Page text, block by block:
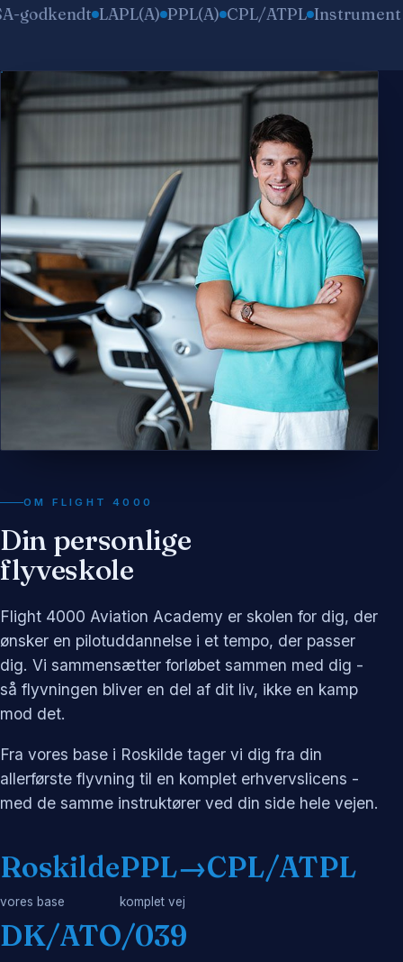
PPL(A) CPL/ATPL Instrument Rating Pilatus PC-
OM FLIGHT 4000
Din personlige
flyveskole
Flight 4000 Aviation Academy er skolen for dig, der
ønsker en pilotuddannelse i et tempo, der passer
dig. Vi sammensætter forløbet sammen med dig -
så flyvningen bliver en del af dit liv, ikke en kamp
mod det.
Fra vores base i Roskilde tager vi dig fra din
allerførste flyvning til en komplet erhvervslicens -
med de samme instruktører ved din side hele vejen.
Roskilde
vores base
PPL→CPL/ATPL
komplet vej
DK/ATO/039